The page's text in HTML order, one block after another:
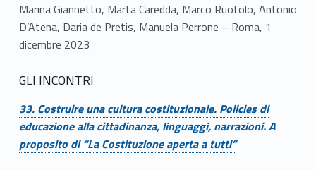
Marina Giannetto, Marta Caredda, Marco Ruotolo, Antonio
D’Atena, Daria de Pretis, Manuela Perrone – Roma, 1
dicembre 2023
GLI INCONTRI
Link identifier #identifier__159242-35
33. Costruire una cultura costituzionale. Policies di
educazione alla cittadinanza, linguaggi, narrazioni. A
proposito di “La Costituzione aperta a tutti”